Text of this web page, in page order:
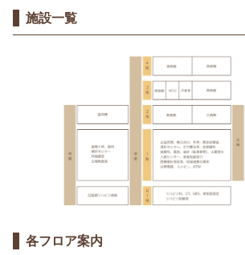
施設一覧
各フロア案内